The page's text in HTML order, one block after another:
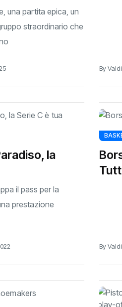
una partita epica, un
straordinario che
By
la
il pass per la
prestazione
By